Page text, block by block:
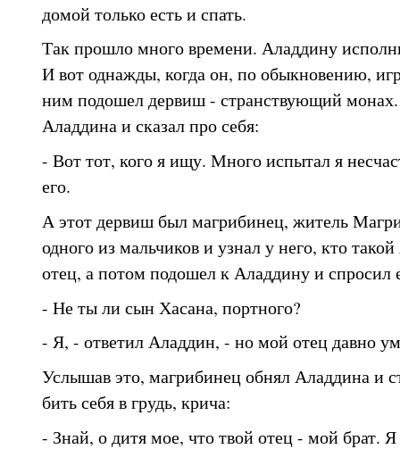
домой только есть и спать.
Так прошло много времени. Аладдину
И вот однажды, когда он, по обыкновению,
ним подошел дервиш - странствующий
Аладдина и сказал про себя:
- Вот тот, кого я ищу. Много испытал я
его.
А этот дервиш был магрибинец, житель
одного из мальчиков и узнал у него, кто
отец, а потом подошел к Аладдину и спросил
- Не ты ли сын Хасана, портного?
- Я, - ответил Аладдин, - но мой отец давно
Услышав это, магрибинец обнял Аладдина и
бить себя в грудь, крича:
- Знай, о дитя мое, что твой отец - мой брат.